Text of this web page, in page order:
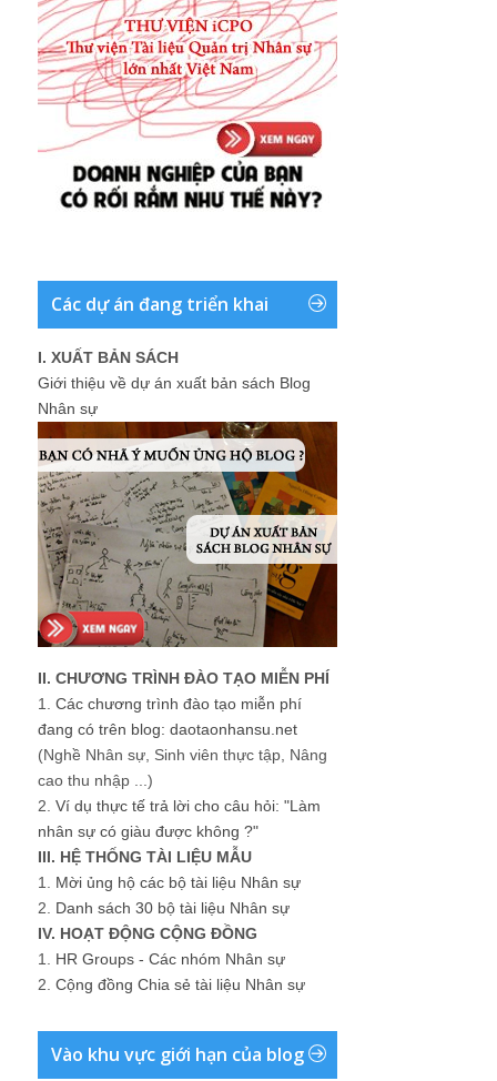
Các dự án đang triển khai
I. XUẤT BẢN SÁCH
Giới thiệu về dự án xuất bản sách Blog
Nhân sự
II. CHƯƠNG TRÌNH ĐÀO TẠO MIỄN PHÍ
1. Các chương trình đào tạo miễn phí
đang có trên blog: daotaonhansu.net
(Nghề Nhân sự, Sinh viên thực tập, Nâng
cao thu nhập ...)
2. Ví dụ thực tế trả lời cho câu hỏi: "Làm
nhân sự có giàu được không ?"
III. HỆ THỐNG TÀI LIỆU MẪU
1. Mời ủng hộ các bộ tài liệu Nhân sự
2. Danh sách 30 bộ tài liệu Nhân sự
IV. HOẠT ĐỘNG CỘNG ĐỒNG
1. HR Groups - Các nhóm Nhân sự
2. Cộng đồng Chia sẻ tài liệu Nhân sự
Vào khu vực giới hạn của blog